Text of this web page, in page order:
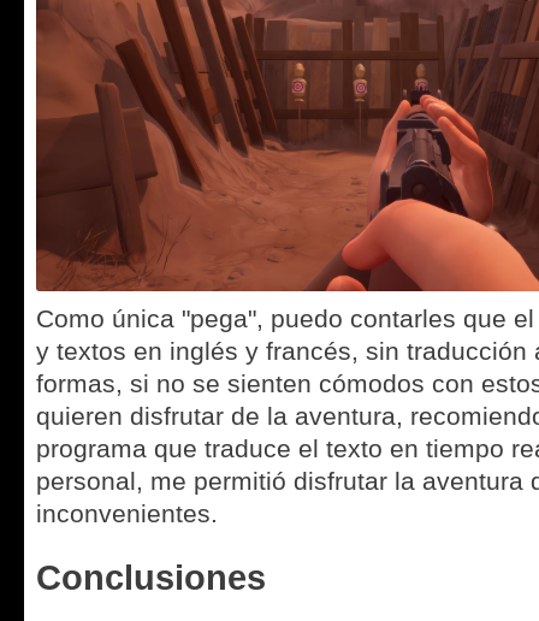
Como única "pega", puedo contarles que
y textos en inglés y francés, sin traducción
formas, si no se sienten cómodos con
quieren disfrutar de la aventura,
programa que traduce el texto en tiempo
personal, me permitió disfrutar la aventura
inconvenientes.
Conclusiones